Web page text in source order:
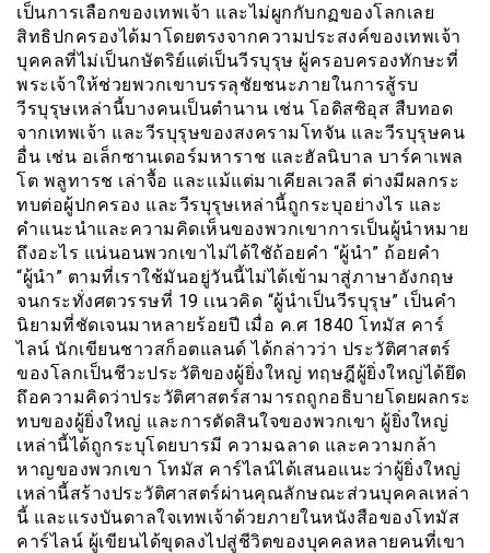
เป็นการเลือกของเทพเจ้า และไม่ผูกกับกฏของโลกเลย
สิทธิปกครองได้มาโดยตรงจากความประสงค์ของเทพเจ้า
บุคคลที่ไม่เป็นกษัตริย์แต่เป็นวีรบุรุษ ผู้ครอบครองทักษะที่
พระเจ้าให้ช่วยพวกเขาบรรลุชัยชนะภายในการสู้รบ
วีรบุรุษเหล่านี้บางคนเป็นตำนาน เช่น โอดิสซิอุส สืบทอด
จากเทพเจ้า และวีรบุรุษของสงครามโทจัน และวีรบุรุษคน
อื่น เช่น อเล็กซานเดอร์มหาราช และฮัลนิบาล บาร์คาเพล
โต พลูทารช เล่าจื้อ และเเม้แต่มาเคียลเวลลี ต่างมีผลกระ
ทบต่อผู้ปกครอง และวีรบุรุษเหล่านี้ถูกระบุอย่างไร และ
คำเเนะนำและความคิดเห็นของพวกเขาการเป็นผู้นำหมาย
ถึงอะไร แน่นอนพวกเขาไม่ได้ใชัถ้อยคำ “ผู้นำ” ถ้อยคำ
“ผู้นำ” ตามที่เราใช้มันอยู่วันนี้ไม่ได้เข้ามาสู่ภาษาอังกฤษ
จนกระทั่งศตวรรษที่ 19 เเนวคิด “ผู้นำเป็นวีรบุรุษ” เป็นคำ
นิยามที่ชัดเจนมาหลายร้อยปี เมื่อ ค.ศ 1840 โทมัส คาร์
ไลน์ นักเขียนชาวสก็อตแลนด์ ได้กล่าวว่า ประวัติศาสตร์
ของโลกเป็นชีวะประวัติของผู้ยิ่งใหญ่ ทฤษฎีผู้ยิ่งใหญ่ได้ยึด
ถึอความคิดว่าประวัติศาสตร์สามารถถูกอธิบายโดยผลกระ
ทบของผู้ยิ่งใหญ่ และการตัดสินใจของพวกเขา ผู้ยิ่งใหญ่
เหล่านี้ได้ถูกระบุโดยบารมี ความฉลาด และความกล้า
หาญของพวกเขา โทมัส คาร์ไลน์ได้เสนอแนะว่าผู้ยิ่งใหญ่
เหล่านี้สร้างประวัติศาสตร์ผ่านคุณลักษณะส่วนบุคคลเหล่า
นี้ และเเรงบันดาลใจเทพเจ้าด้วยภายในหนังสือของโทมัส
คาร์ไลน์ ผู้เขียนได้ขุดลงไปสู่ชีวิตของบุคคลหลายคนที่เขา